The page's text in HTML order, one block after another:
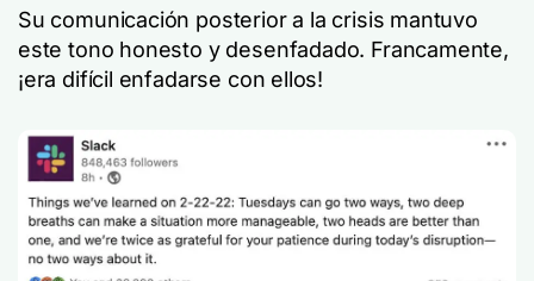
Su comunicación posterior a la crisis mantuvo
este tono honesto y desenfadado. Francamente,
¡era difícil enfadarse con ellos!